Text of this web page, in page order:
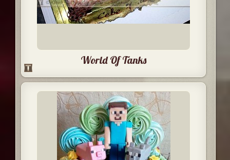
World Of Tanks